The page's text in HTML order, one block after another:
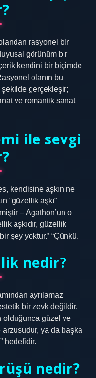
rasyonel bir
görünüm bir
kendini bir biçimde
olanın bu
şekilde gerçekleşir;
ve romantik sanat
ile sevgi
kendisine aşkın ne
“güzellik aşkı”
– Agathon’un o
aşkıdır, güzellik
şey yoktur.” “Çünkü.
nedir?
ayrılamaz.
bir zevk değildir.
olduğunca güzel ve
ya da başka
hedefidir.
nedir?